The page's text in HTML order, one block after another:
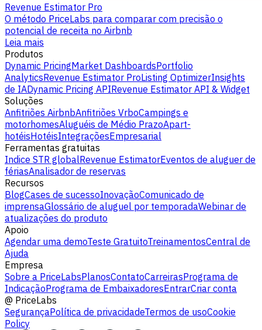
Revenue Estimator Pro
O método PriceLabs para comparar com precisão o
potencial de receita no Airbnb
Leia mais
Produtos
Dynamic PricingMarket DashboardsPortfolio
AnalyticsRevenue Estimator ProListing OptimizerInsights
de IADynamic Pricing APIRevenue Estimator API & Widget
Soluções
Anfitriões AirbnbAnfitriões VrboCampings e
motorhomesAluguéis de Médio PrazoApart-
hotéisHotéisIntegraçõesEmpresarial
Ferramentas gratuitas
Indice STR globalRevenue EstimatorEventos de aluguer de
fériasAnalisador de reservas
Recursos
BlogCases de sucessoInovaçãoComunicado de
imprensaGlossário de aluguel por temporadaWebinar de
atualizações do produto
Apoio
Agendar uma demoTeste GratuitoTreinamentosCentral de
Ajuda
Empresa
Sobre a PriceLabsPlanosContatoCarreirasPrograma de
IndicaçãoPrograma de EmbaixadoresEntrarCriar conta
@ PriceLabs
SegurançaPolítica de privacidadeTermos de usoCookie
Policy